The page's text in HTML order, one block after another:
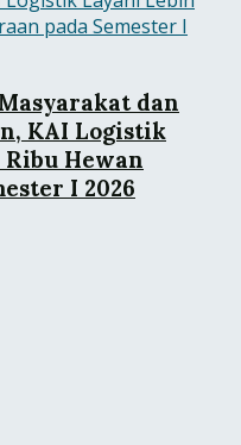
dan
KAI Logistik
Hewan
I 2026